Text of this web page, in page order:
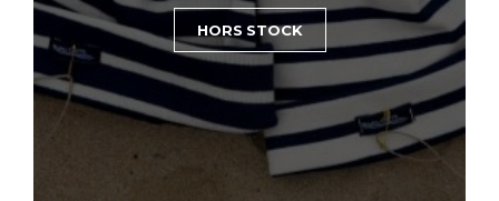
HORS STOCK